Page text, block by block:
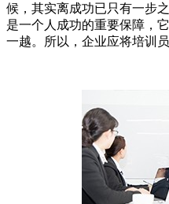
候，其实离成功已只有一步
是一个人成功的重要保障，
一越。所以，企业应将培训